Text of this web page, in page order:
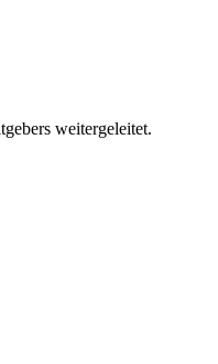
weitergeleitet.